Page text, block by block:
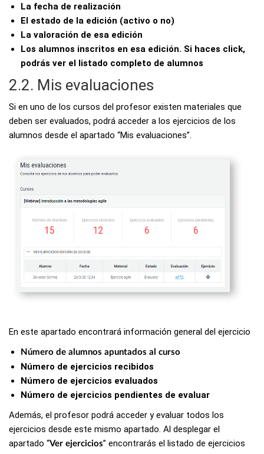
La fecha de realización
El estado de la edición (activo o no)
La valoración de esa edición
Los alumnos inscritos en esa edición. Si haces click,
podrás ver el listado completo de alumnos
2.2. Mis evaluaciones
Si en uno de los cursos del profesor existen materiales que
deben ser evaluados, podrá acceder a los ejercicios de los
alumnos desde el apartado “Mis evaluaciones”.
En este apartado encontrará información general del ejercicio
Número de alumnos apuntados al curso
Número de ejercicios recibidos
Número de ejercicios evaluados
Número de ejercicios pendientes de evaluar
Además, el profesor podrá acceder y evaluar todos los
ejercicios desde este mismo apartado. Al desplegar el
apartado “Ver ejercicios” encontrarás el listado de ejercicios